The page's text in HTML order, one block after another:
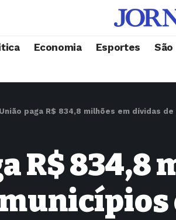
Economia Esportes São
União paga R$ 834,8 milhões em dívidas
R$ 834,8